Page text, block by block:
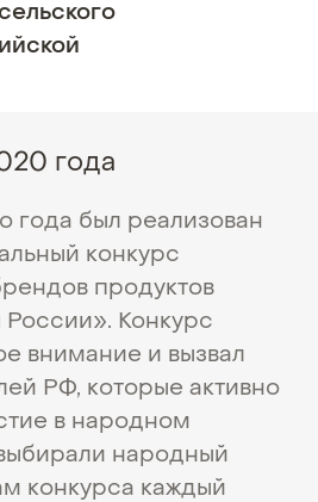
года
года был реализован
конкурс
продуктов
России». Конкурс
внимание и вызвал
РФ, которые активно
в народном
народный
конкурса каждый